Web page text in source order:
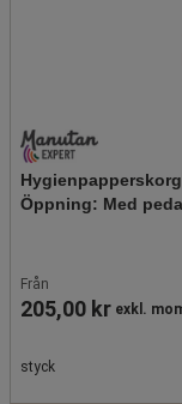
Öppning: Med
Från
205,00 kr exkl.
styck